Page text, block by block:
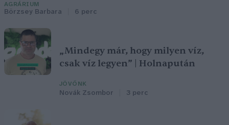
AGRÁRIUM
Börzsey Barbara 6 perc
„Mindegy már, hogy milyen víz,
csak víz legyen” | Holnapután
JÖVŐNK
Novák Zsombor 3 perc